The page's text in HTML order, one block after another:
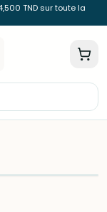
TND sur toute la